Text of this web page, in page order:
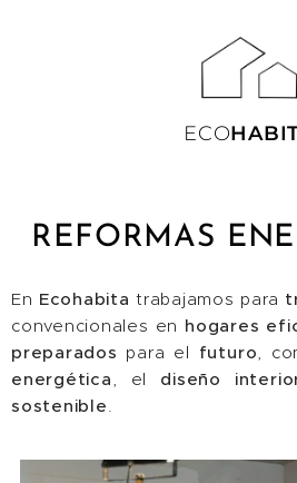
ECO
REFORMAS
En Ecohabita trabajamos para
convencionales en hogares
preparados para el futuro,
energética, el diseño
sostenible.